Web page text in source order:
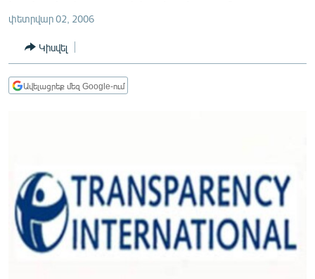
ՏՆՏԵՍՈՒԹՅՈՒՆ
ՂԱՐԱԲԱՂ
ՄՇԱԿՈՒՅԹ
ՍՊՈՐՏ
ՄԵԿՆԱԲԱՆՈՒԹՅՈՒՆ
փետրվար 02, 2006
Կիսվել
Ավելացրեք մեզ Google-ում